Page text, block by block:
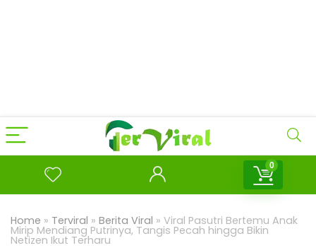
0
Home » Terviral » Berita Viral » Viral Pasutri Bertemu Anak
Mirip Mendiang Putrinya, Tangis Pecah hingga Bikin
Netizen Ikut Terharu